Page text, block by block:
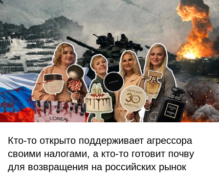
Кто-то открыто поддерживает агрессора
своими налогами, а кто-то готовит почву
для возвращения на российских рынок